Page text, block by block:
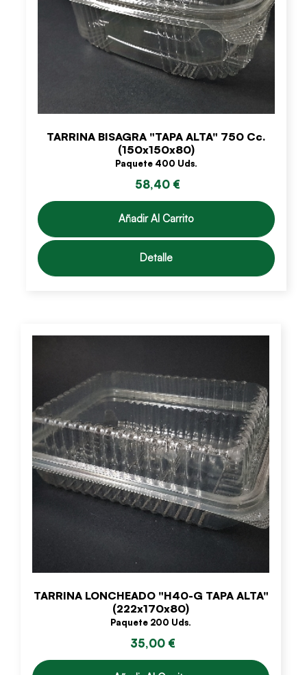
TARRINA BISAGRA "TAPA ALTA" 750 Cc.
(150x150x80)
Paquete 400 Uds.
58,40 €
Añadir Al Carrito
Detalle
TARRINA LONCHEADO "H40-G TAPA ALTA"
(222x170x80)
Paquete 200 Uds.
35,00 €